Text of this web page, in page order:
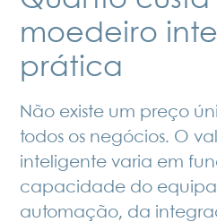
moedeiro
prática
Não existe um preço
todos os negócios. O
inteligente varia em
capacidade do
automação, da